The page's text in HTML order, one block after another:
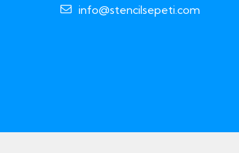
info@stencilsepeti.com